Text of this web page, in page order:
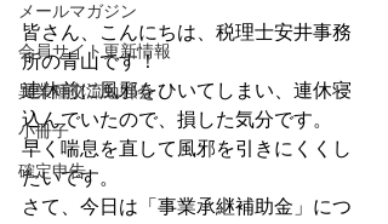
メールマガジン
会員サイト更新情報
異業種交流勉強会
小冊子
確定申告
皆さん、こんにちは、税理士安井事務
所の青山です！
連休前に風邪をひいてしまい、連休寝
込んでいたので、損した気分です。
早く喘息を直して風邪を引きにくくし
たいです。
さて、今日は「事業承継補助金」につ